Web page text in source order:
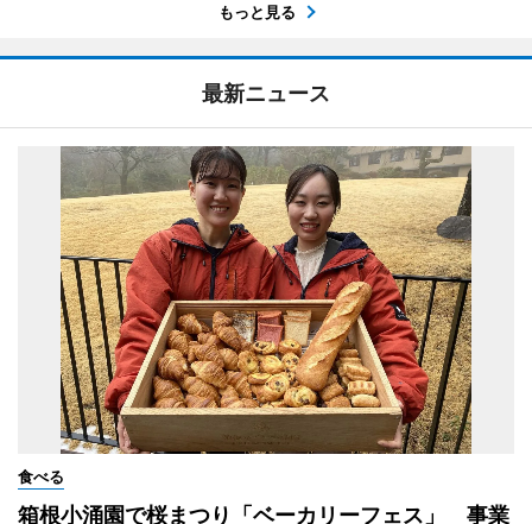
もっと見る
最新ニュース
食べる
箱根小涌園で桜まつり「ベーカリーフェス」 事業